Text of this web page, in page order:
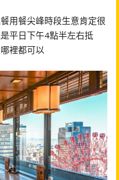
用餐尖峰時段生意肯定很
平日下午4點半左右抵
裡都可以